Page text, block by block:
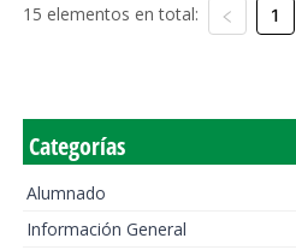
15 elementos en total: 1
Categorías
Alumnado
Información General